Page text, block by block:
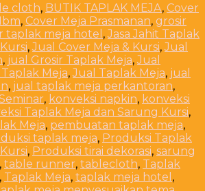
cloth, BUTIK TAPLAK MEJA, Cover
, Cover Meja Prasmanan, grosir
taplak meja hotel ,Jasa Jahit Taplak
,Jual Cover Meja & Kursi,Jual
, jual Grosir Taplak Meja,Jual
Meja,Jual Taplak Meja, jual
, jual taplak meja perkantoran,
, konveksi napkin, konveksi
Taplak Meja dan Sarung Kursi,
Meja, pembuatan taplak meja,
taplak meja, Produksi Taplak
, Produksi tirai dekorasi, sarung
, table runner, tablecloth, Taplak
, Taplak Meja, taplak meja hotel ,